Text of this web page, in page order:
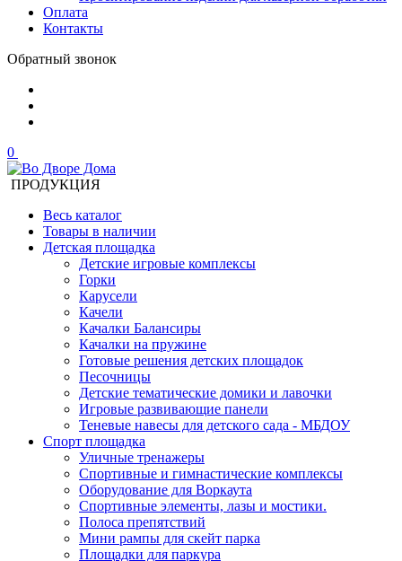
Оплата
Контакты
Обратный звонок
0
ПРОДУКЦИЯ
Весь каталог
Товары в наличии
Детская площадка
Детские игровые комплексы
Горки
Карусели
Качели
Качалки Балансиры
Качалки на пружине
Готовые решения детских площадок
Песочницы
Детские тематические домики и лавочки
Игровые развивающие панели
Теневые навесы для детского сада - МБДОУ
Спорт площадка
Уличные тренажеры
Спортивные и гимнастические комплексы
Оборудование для Воркаута
Спортивные элементы, лазы и мостики.
Полоса препятствий
Мини рампы для скейт парка
Площадки для паркура